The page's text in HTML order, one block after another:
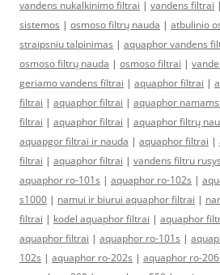
vandens nukalkinimo filtrai | vandens filtrai |
sistemos | osmoso filtrų nauda | atbulinio
straipsniu talpinimas | aquaphor vandens
osmoso filtrų nauda | osmoso filtrai |
geriamo vandens filtrai | aquaphor filtrai |
filtrai | aquaphor filtrai | aquaphor
filtrai | aquaphor filtrai | aquaphor filtrų
aquapgor filtrai ir nauda | aquaphor filtrai |
filtrai | aquaphor filtrai | vandens filtru rusys
aquaphor ro-101s | aquaphor ro-102s |
s1000 | namui ir biurui aquaphor filtrai |
filtrai | kodel aquaphor filtrai | aquaphor
aquaphor filtrai | aquaphor ro-101s |
102s | aquaphor ro-202s | aquaphor ro-